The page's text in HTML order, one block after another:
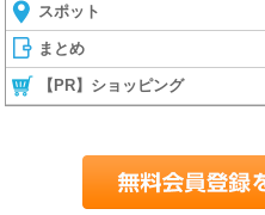
スポット
まとめ
【PR】ショッピング